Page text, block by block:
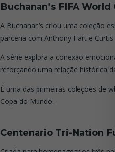
Buchanan’s FIFA
A Buchanan’s criou uma coleção
parceria com Anthony Hart e Curtis
A série explora a conexão
reforçando uma relação histórica
É uma das primeiras coleções de
Copa do Mundo.
Centenario Tri-Nation